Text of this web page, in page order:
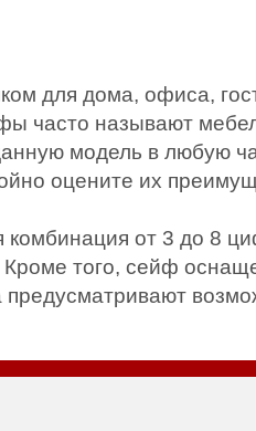
для дома, офиса,
часто называют
модель в
оцените их
от 3 до 8
того, сейф